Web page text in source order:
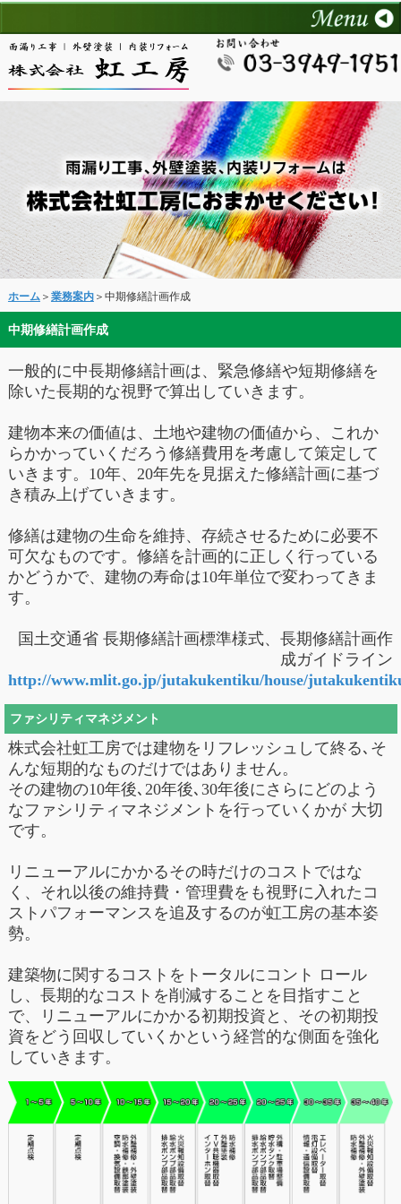
ホーム＞ 業務案内＞中期修繕計画作成
中期修繕計画作成
一般的に中長期修繕計画は、緊急修繕や短期修繕を
除いた長期的な視野で算出していきます。
建物本来の価値は、土地や建物の価値から、これか
らかかっていくだろう修繕費用を考慮して策定して
いきます。10年、20年先を見据えた修繕計画に基づ
き積み上げていきます。
修繕は建物の生命を維持、存続させるために必要不
可欠なものです。修繕を計画的に正しく行っている
かどうかで、建物の寿命は10年単位で変わってきま
す。
国土交通省 長期修繕計画標準様式、長期修繕計画作
成ガイドライン
http://www.mlit.go.jp/jutakukentiku/house/
ファシリティマネジメント
株式会社虹工房では建物をリフレッシュして終る､そ
んな短期的なものだけではありません。
その建物の10年後､20年後､30年後にさらにどのよう
なファシリティマネジメントを行っていくかが 大切
です。
リニューアルにかかるその時だけのコストではな
く、それ以後の維持費・管理費をも視野に入れたコ
ストパフォーマンスを追及するのが虹工房の基本姿
勢。
建築物に関するコストをトータルにコント ロール
し、長期的なコストを削減することを目指すこと
で、リニューアルにかかる初期投資と、その初期投
資をどう回収していくかという経営的な側面を強化
していきます。